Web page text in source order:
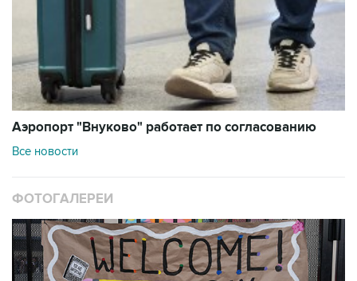
Аэропорт "Внуково" работает по согласованию
Все новости
ФОТОГАЛЕРЕИ